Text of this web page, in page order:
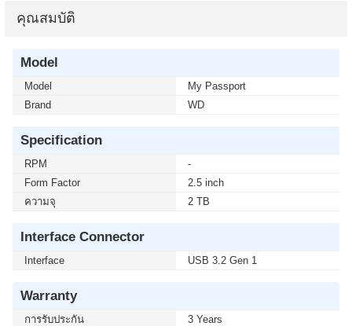
คุณสมบัติ
Model
Model
My Passport
Brand
WD
Specification
RPM
-
Form Factor
2.5 inch
ความจุ
2 TB
Interface Connector
Interface USB 3.2 Gen 1
Warranty
การรับประกัน 3 Years